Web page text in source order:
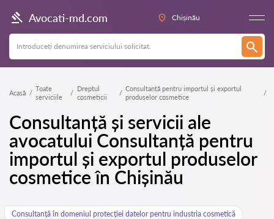
Avocati-md.com Chișinău
Acasă
Toate
serviciile
Dreptul
cosmeticii
Consultanță pentru importul și exportul
produselor cosmetice
Consultanță și servicii ale
avocatului Consultanță pentru
importul și exportul produselor
cosmetice în Chișinău
Consultanță în domeniul protecției datelor pentru industria cosmetică